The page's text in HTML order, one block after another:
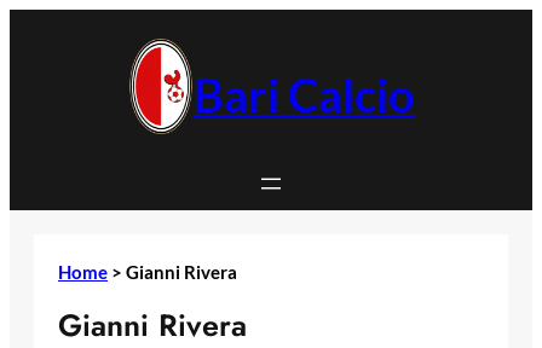
Bari Calcio
Home > Gianni Rivera
Gianni Rivera